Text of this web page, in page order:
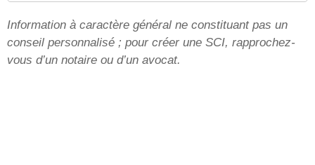
Information à caractère général ne constituant pas un
conseil personnalisé ; pour créer une SCI, rapprochez-
vous d’un notaire ou d’un avocat.